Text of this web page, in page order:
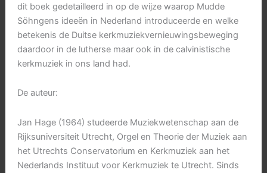
dit boek gedetailleerd in op de wijze waarop Mudde
Söhngens ideeën in Nederland introduceerde en welke
betekenis de Duitse kerkmuziekvernieuwingsbeweging
daardoor in de lutherse maar ook in de calvinistische
kerkmuziek in ons land had.
De auteur:
Jan Hage (1964) studeerde Muziekwetenschap aan de
Rijksuniversiteit Utrecht, Orgel en Theorie der Muziek aan
het Utrechts Conservatorium en Kerkmuziek aan het
Nederlands Instituut voor Kerkmuziek te Utrecht. Sinds